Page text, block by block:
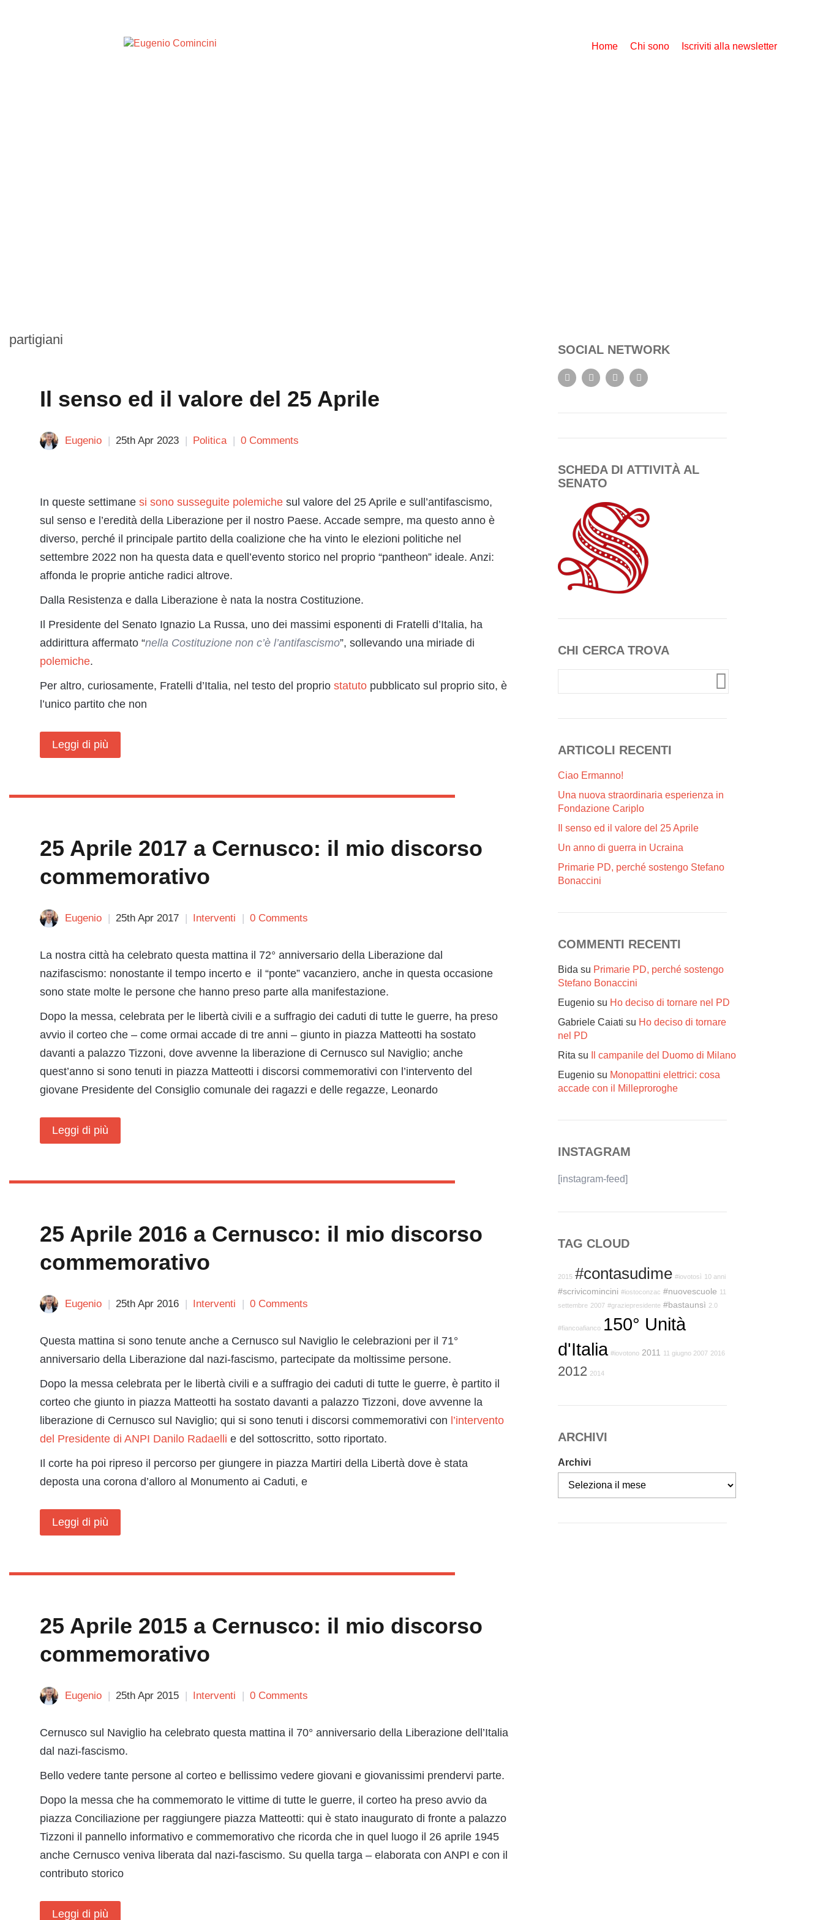
Home Chi sono Iscriviti alla newsletter
partigiani
Il senso ed il valore del 25 Aprile
Eugenio 25th Apr 2023 Politica 0 Comments
In queste settimane si sono susseguite polemiche sul valore del 25 Aprile e sull’antifascismo,
sul senso e l’eredità della Liberazione per il nostro Paese. Accade sempre, ma questo anno è
diverso, perché il principale partito della coalizione che ha vinto le elezioni politiche nel
settembre 2022 non ha questa data e quell’evento storico nel proprio “pantheon” ideale. Anzi:
affonda le proprie antiche radici altrove.
Dalla Resistenza e dalla Liberazione è nata la nostra Costituzione.
Il Presidente del Senato Ignazio La Russa, uno dei massimi esponenti di Fratelli d’Italia, ha
addirittura affermato “nella Costituzione non c’è l’antifascismo”, sollevando una miriade di
polemiche.
Per altro, curiosamente, Fratelli d’Italia, nel testo del proprio statuto pubblicato sul proprio sito, è
l’unico partito che non
Leggi di più
25 Aprile 2017 a Cernusco: il mio discorso
commemorativo
Eugenio 25th Apr 2017 Interventi 0 Comments
La nostra città ha celebrato questa mattina il 72° anniversario della Liberazione dal
nazifascismo: nonostante il tempo incerto e il “ponte” vacanziero, anche in questa occasione
sono state molte le persone che hanno preso parte alla manifestazione.
Dopo la messa, celebrata per le libertà civili e a suffragio dei caduti di tutte le guerre, ha preso
avvio il corteo che – come ormai accade di tre anni – giunto in piazza Matteotti ha sostato
davanti a palazzo Tizzoni, dove avvenne la liberazione di Cernusco sul Naviglio; anche
quest’anno si sono tenuti in piazza Matteotti i discorsi commemorativi con l’intervento del
giovane Presidente del Consiglio comunale dei ragazzi e delle regazze, Leonardo
Leggi di più
25 Aprile 2016 a Cernusco: il mio discorso
commemorativo
Eugenio 25th Apr 2016 Interventi 0 Comments
Questa mattina si sono tenute anche a Cernusco sul Naviglio le celebrazioni per il 71°
anniversario della Liberazione dal nazi-fascismo, partecipate da moltissime persone.
Dopo la messa celebrata per le libertà civili e a suffragio dei caduti di tutte le guerre, è partito il
corteo che giunto in piazza Matteotti ha sostato davanti a palazzo Tizzoni, dove avvenne la
liberazione di Cernusco sul Naviglio; qui si sono tenuti i discorsi commemorativi con l’intervento
del Presidente di ANPI Danilo Radaelli e del sottoscritto, sotto riportato.
Il corte ha poi ripreso il percorso per giungere in piazza Martiri della Libertà dove è stata
deposta una corona d’alloro al Monumento ai Caduti, e
Leggi di più
25 Aprile 2015 a Cernusco: il mio discorso
commemorativo
Eugenio 25th Apr 2015 Interventi 0 Comments
Cernusco sul Naviglio ha celebrato questa mattina il 70° anniversario della Liberazione dell’Italia
dal nazi-fascismo.
Bello vedere tante persone al corteo e bellissimo vedere giovani e giovanissimi prendervi parte.
Dopo la messa che ha commemorato le vittime di tutte le guerre, il corteo ha preso avvio da
piazza Conciliazione per raggiungere piazza Matteotti: qui è stato inaugurato di fronte a palazzo
Tizzoni il pannello informativo e commemorativo che ricorda che in quel luogo il 26 aprile 1945
anche Cernusco veniva liberata dal nazi-fascismo. Su quella targa – elaborata con ANPI e con il
contributo storico
Leggi di più
SOCIAL NETWORK
SCHEDA DI ATTIVITÀ AL
SENATO
CHI CERCA TROVA
ARTICOLI RECENTI
Ciao Ermanno!
Una nuova straordinaria esperienza in
Fondazione Cariplo
Il senso ed il valore del 25 Aprile
Un anno di guerra in Ucraina
Primarie PD, perché sostengo Stefano
Bonaccini
COMMENTI RECENTI
Bida su Primarie PD, perché sostengo
Stefano Bonaccini
Eugenio su Ho deciso di tornare nel PD
Gabriele Caiati su Ho deciso di tornare
nel PD
Rita su
Il campanile del Duomo di Milano
Eugenio su Monopattini elettrici: cosa
accade con il Milleproroghe
INSTAGRAM
[instagram-feed]
TAG CLOUD
2015 #contasudime #iovotosì 10 anni
#scrivicomincini #iostoconzac #nuovescuole 11
settembre 2007 #graziepresidente #bastaunsì 2.0
#fiancoafianco 150° Unità
d'Italia #iovotono 2011 11 giugno 2007 2016
2012 2014
ARCHIVI
Archivi